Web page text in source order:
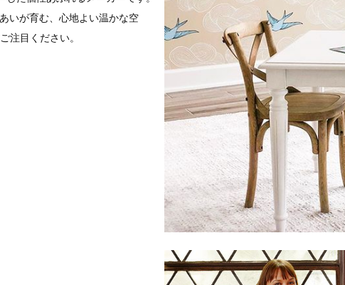
いが育む、心地よい温かな空
注目ください。